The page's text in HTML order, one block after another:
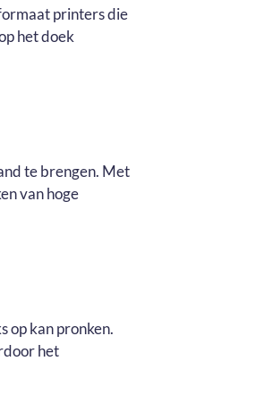
printers die
het doek
te brengen. Met
van hoge
op kan pronken.
het